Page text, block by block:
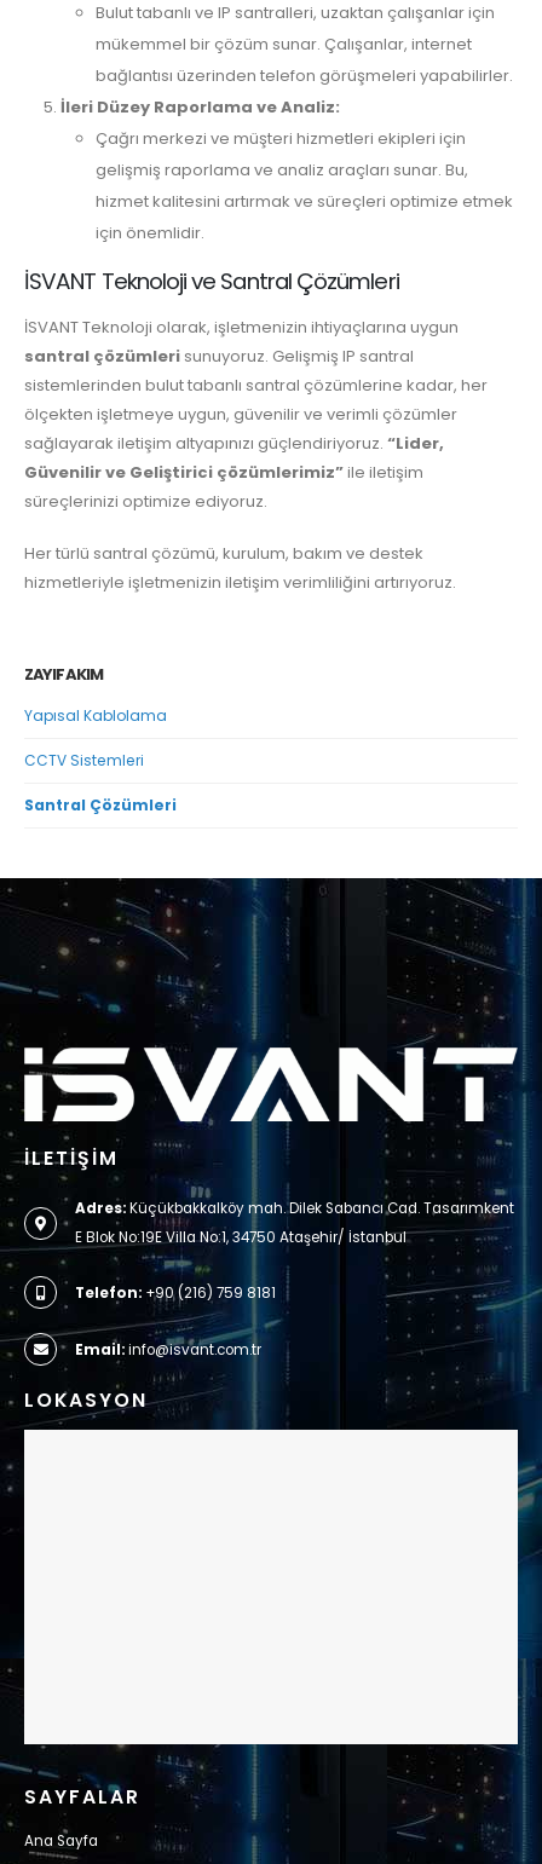
Bulut tabanlı ve IP santralleri, uzaktan çalışanlar için
mükemmel bir çözüm sunar. Çalışanlar, internet
bağlantısı üzerinden telefon görüşmeleri yapabilirler.
İleri Düzey Raporlama ve Analiz:
Çağrı merkezi ve müşteri hizmetleri ekipleri için
gelişmiş raporlama ve analiz araçları sunar. Bu,
hizmet kalitesini artırmak ve süreçleri optimize etmek
için önemlidir.
İSVANT Teknoloji ve Santral Çözümleri
İSVANT Teknoloji olarak, işletmenizin ihtiyaçlarına uygun
santral çözümleri sunuyoruz. Gelişmiş IP santral
sistemlerinden bulut tabanlı santral çözümlerine kadar, her
ölçekten işletmeye uygun, güvenilir ve verimli çözümler
sağlayarak iletişim altyapınızı güçlendiriyoruz. “Lider,
Güvenilir ve Geliştirici çözümlerimiz”ile iletişim
süreçlerinizi optimize ediyoruz.
Her türlü santral çözümü, kurulum, bakım ve destek
hizmetleriyle işletmenizin iletişim verimliliğini artırıyoruz.
ZAYIF AKIM
Yapısal Kablolama
CCTV Sistemleri
Santral Çözümleri
İLETİŞİM
Adres:Küçükbakkalköy mah. Dilek Sabancı Cad. Tasarımkent
E Blok No:19E Villa No:1, 34750 Ataşehir/ İstanbul
Telefon: +90 (216) 759 8181
Email:info@isvant.com.tr
LOKASYON
SAYFALAR
Ana Sayfa